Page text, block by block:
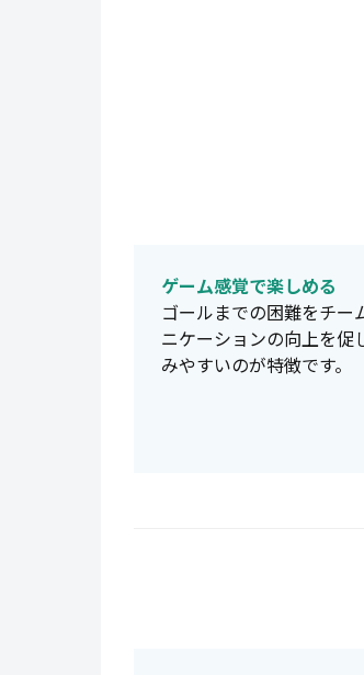
ゲーム感覚で楽しめる
ゴールまでの困難をチー
ニケーションの向上を促
みやすいのが特徴です。